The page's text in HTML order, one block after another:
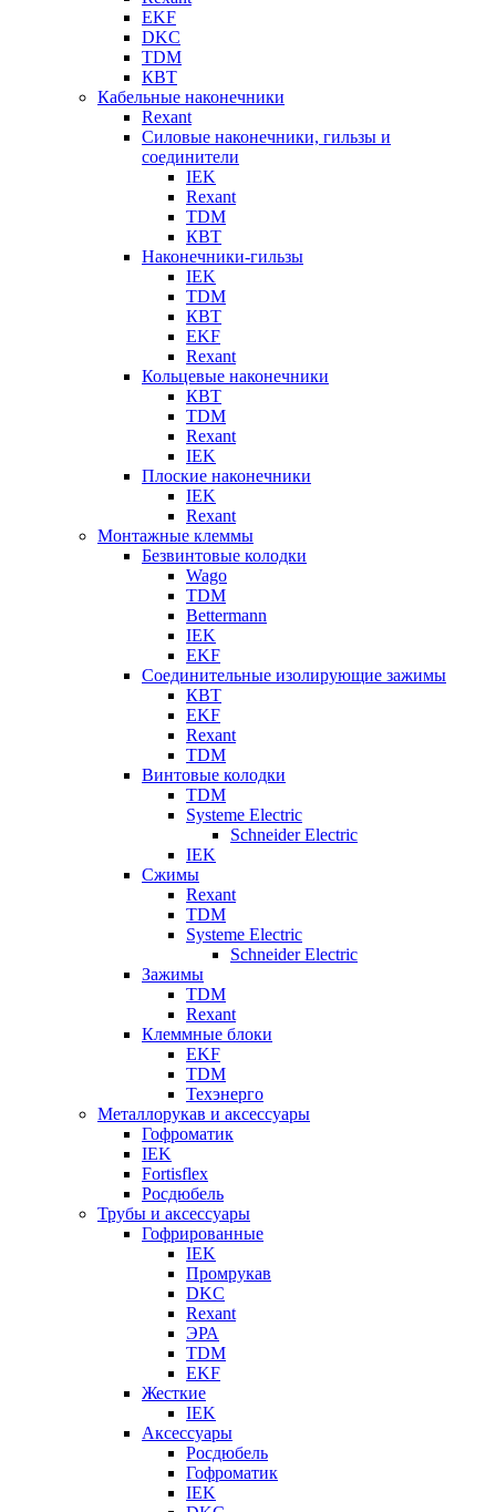
EKF
DKC
TDM
КВТ
Кабельные наконечники
Rexant
Силовые наконечники, гильзы и
соединители
IEK
Rexant
TDM
КВТ
Наконечники-гильзы
IEK
TDM
КВТ
EKF
Rexant
Кольцевые наконечники
КВТ
TDM
Rexant
IEK
Плоские наконечники
IEK
Rexant
Монтажные клеммы
Безвинтовые колодки
Wago
TDM
Bettermann
IEK
EKF
Соединительные изолирующие зажимы
КВТ
EKF
Rexant
TDM
Винтовые колодки
TDM
Systeme Electric
Schneider Electric
IEK
Сжимы
Rexant
TDM
Systeme Electric
Schneider Electric
Зажимы
TDM
Rexant
Клеммные блоки
EKF
TDM
Техэнерго
Металлорукав и аксессуары
Гофроматик
IEK
Fortisflex
Росдюбель
Трубы и аксессуары
Гофрированные
IEK
Промрукав
DKC
Rexant
ЭРА
TDM
EKF
Жесткие
IEK
Аксессуары
Росдюбель
Гофроматик
IEK